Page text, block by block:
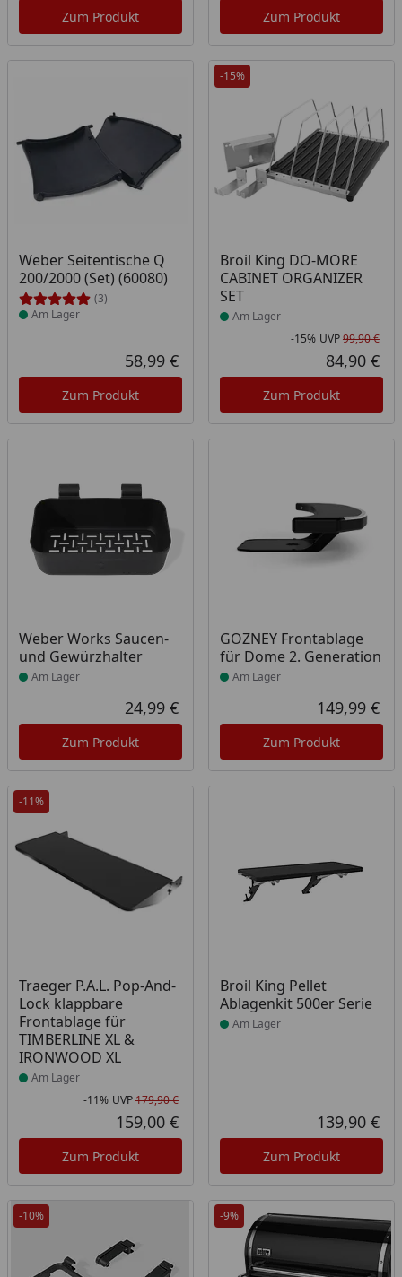
Zum Produkt Zum Produkt
Weber Seitentische Q
200/2000 (Set) (60080)
(3)
Produkt am Lager
Am Lager
Aktueller Preis
58,99 €
Zum Produkt
-15%
Broil King DO-MORE
CABINET ORGANIZER
SET
Produkt am Lager
Am Lager
-15% UVP99,90 €
84,90 €
Zum Produkt
Weber Works Saucen-
und Gewürzhalter
Produkt am Lager
Am Lager
Aktueller Preis
24,99 €
Zum Produkt
GOZNEY Frontablage
für Dome 2. Generation
Produkt am Lager
Am Lager
149,99 €
Zum Produkt
-11%
Traeger P.A.L. Pop-And-
Lock klappbare
Frontablage für
TIMBERLINE XL &
IRONWOOD XL
Produkt am Lager
Am Lager
Rabatt in Prozent
-11%
Ursprünglicher Preis
UVP179,90 €
Aktueller Preis
159,00 €
Zum Produkt
Broil King Pellet
Ablagenkit 500er Serie
Produkt am Lager
Am Lager
139,90 €
Zum Produkt
-10% -9%